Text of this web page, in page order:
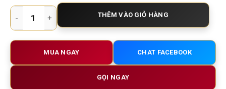
HUENU Family Reserve Winemaker’s Blend 2020 – Rượu
THÊM VÀO GIỎ HÀNG
MUA NGAY CHAT FACEBOOK
GỌI NGAY